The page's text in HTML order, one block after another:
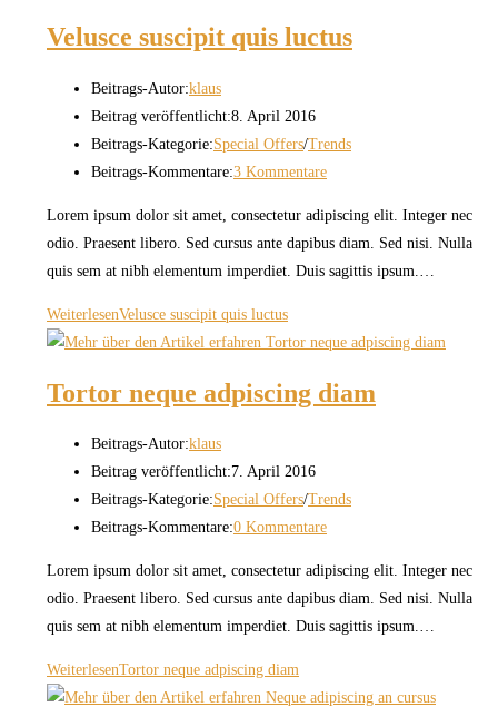
Velusce suscipit quis luctus
Beitrags-Autor:klaus
Beitrag veröffentlicht:8. April 2016
Beitrags-Kategorie:Special Offers/Trends
Beitrags-Kommentare:3 Kommentare
Lorem ipsum dolor sit amet, consectetur adipiscing elit. Integer nec
odio. Praesent libero. Sed cursus ante dapibus diam. Sed nisi. Nulla
quis sem at nibh elementum imperdiet. Duis sagittis ipsum.…
WeiterlesenVelusce suscipit quis luctus
Tortor neque adpiscing diam
Beitrags-Autor:klaus
Beitrag veröffentlicht:7. April 2016
Beitrags-Kategorie:Special Offers/Trends
Beitrags-Kommentare:0 Kommentare
Lorem ipsum dolor sit amet, consectetur adipiscing elit. Integer nec
odio. Praesent libero. Sed cursus ante dapibus diam. Sed nisi. Nulla
quis sem at nibh elementum imperdiet. Duis sagittis ipsum.…
WeiterlesenTortor neque adpiscing diam